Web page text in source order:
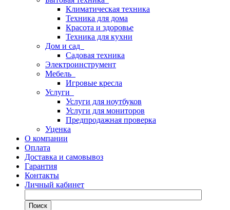
Климатическая техника
Техника для дома
Красота и здоровье
Техника для кухни
Дом и сад
Садовая техника
Электроинструмент
Мебель
Игровые кресла
Услуги
Услуги для ноутбуков
Услуги для мониторов
Предпродажная проверка
Уценка
О компании
Оплата
Доставка и самовывоз
Гарантия
Контакты
Личный кабинет
Поиск